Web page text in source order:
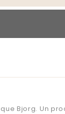
Bjorg. Un